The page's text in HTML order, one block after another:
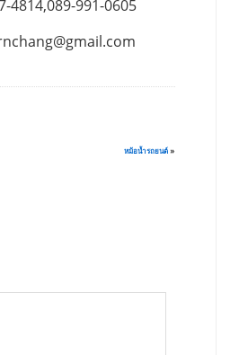
4814,089-991-0605
หม้อน้ำรถยนต์ »